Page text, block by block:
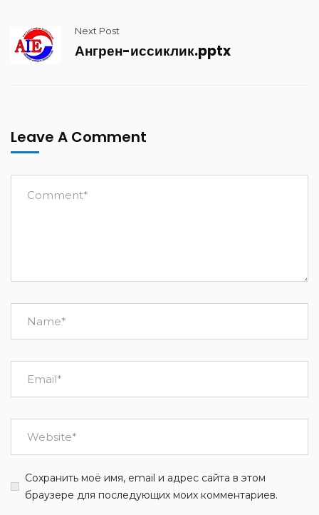
Next Post
Ангрен-иссиклик.pptx
Leave A Comment
Сохранить моё имя, email и адрес сайта в этом
браузере для последующих моих комментариев.